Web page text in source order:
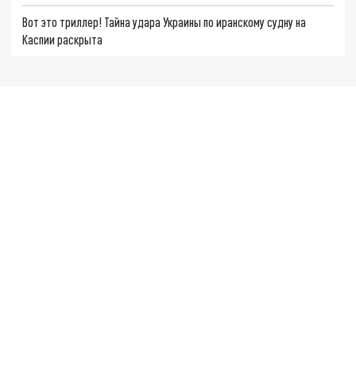
Вот это триллер! Тайна удара Украины по иранскому судну на
Каспии раскрыта